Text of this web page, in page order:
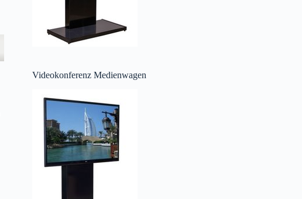
Videokonferenz Medienwagen